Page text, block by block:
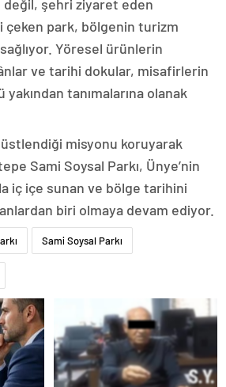
değil, şehri ziyaret eden
park, bölgenin turizm
Yöresel ürünlerin
ve tarihi dokular, misafirlerin
tanımalarına olanak
misyonu koruyarak
Sami Soysal Parkı, Ünye’nin
iç içe sunan ve bölge tarihini
biri olmaya devam ediyor.
Sami Soysal Parkı